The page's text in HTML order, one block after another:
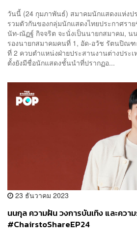
วันนี้ (24 กุมภาพันธ์) สมาคมนักแสดงแห่งป
รวมตัวกันของกลุ่มนักแสดงไทยประกาศรา
นัท-ณัฏฐ์ กิจจริต จะนั่งเป็นนายกสมาคม,
รองนายกสมาคมคนที่ 1, อัด-อวัช รัตนปิณฑ
ที่ 2 ควบตำแหน่งฝ่ายประสานงานต่างปร
ตั้งยังมีชื่อนักแสดงชั้นนำที่ปรากฏอ...
23 ธันวาคม 2023
นนกุล ความฝัน วงการบันเทิง และควา
#ChairstoShareEP24